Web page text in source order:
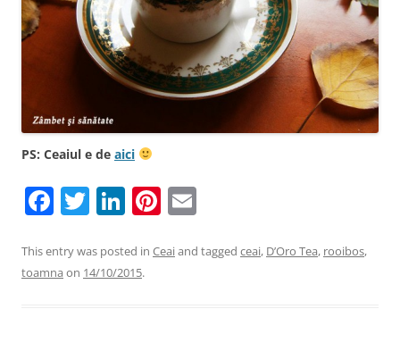
PS: Ceaiul e de aici
F
c
e
T
itt
er
Li
k
e
Pi
er ai
This entry was posted in Ceaiand tagged ceai, D’Oro Tea, rooibos,
toamna on 14/10/2015.